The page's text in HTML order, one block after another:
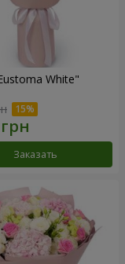
White"
Заказать